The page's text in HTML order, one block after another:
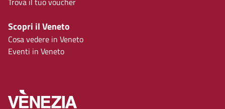
Scopri il Veneto
Cosa vedere in Veneto
Eventi in Veneto